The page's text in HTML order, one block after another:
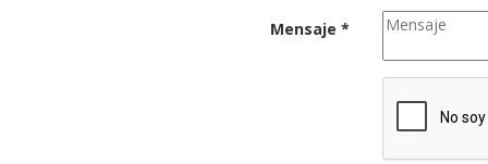
Mensaje *